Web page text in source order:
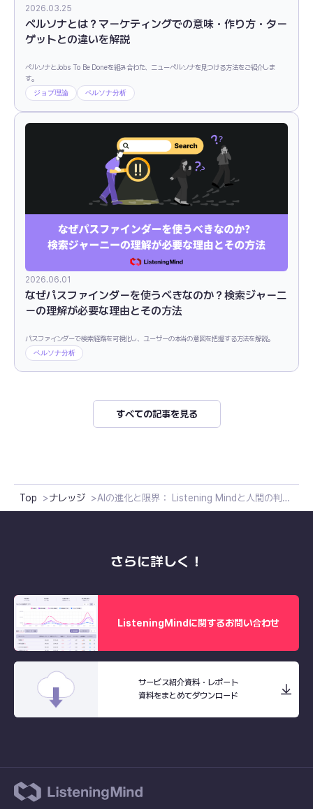
2026.03.25
ペルソナとは？マーケティングでの意味・作り方・ター
ゲットとの違いを解説
ペルソナとJobs To Be Doneを組み合わた、ニューペルソナを見つける方法をご紹介しま
す。
ジョブ理論 ペルソナ分析
2026.06.01
なぜパスファインダーを使うべきなのか？検索ジャーニ
ーの理解が必要な理由とその方法
パスファインダーで検索経路を可視化し、ユーザーの本当の意図を把握する方法を解説。
ペルソナ分析
すべての記事を見る
Top ナレッジ AIの進化と限界： Listening Mindと人間の判断力で切り開く未来
さらに詳しく！
ListeningMindに関するお問い合わせ
サービス紹介資料・レポート
資料をまとめてダウンロード